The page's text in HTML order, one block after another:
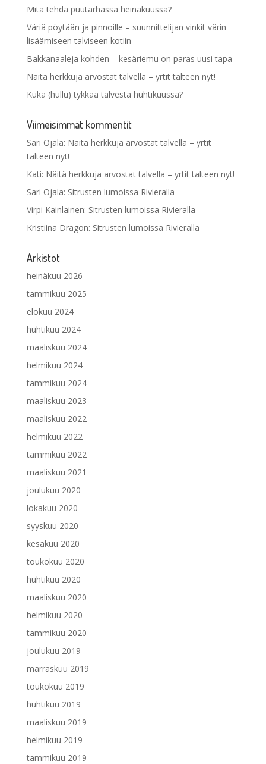
Mitä tehdä puutarhassa heinäkuussa?
Väriä pöytään ja pinnoille – suunnittelijan vinkit värin
lisäämiseen talviseen kotiin
Bakkanaaleja kohden – kesäriemu on paras uusi tapa
Näitä herkkuja arvostat talvella – yrtit talteen nyt!
Kuka (hullu) tykkää talvesta huhtikuussa?
Viimeisimmät kommentit
Sari Ojala: Näitä herkkuja arvostat talvella – yrtit
talteen nyt!
Kati: Näitä herkkuja arvostat talvella – yrtit talteen nyt!
Sari Ojala: Sitrusten lumoissa Rivieralla
Virpi Kainlainen: Sitrusten lumoissa Rivieralla
Kristiina Dragon: Sitrusten lumoissa Rivieralla
Arkistot
heinäkuu 2026
tammikuu 2025
elokuu 2024
huhtikuu 2024
maaliskuu 2024
helmikuu 2024
tammikuu 2024
maaliskuu 2023
maaliskuu 2022
helmikuu 2022
tammikuu 2022
maaliskuu 2021
joulukuu 2020
lokakuu 2020
syyskuu 2020
kesäkuu 2020
toukokuu 2020
huhtikuu 2020
maaliskuu 2020
helmikuu 2020
tammikuu 2020
joulukuu 2019
marraskuu 2019
toukokuu 2019
huhtikuu 2019
maaliskuu 2019
helmikuu 2019
tammikuu 2019